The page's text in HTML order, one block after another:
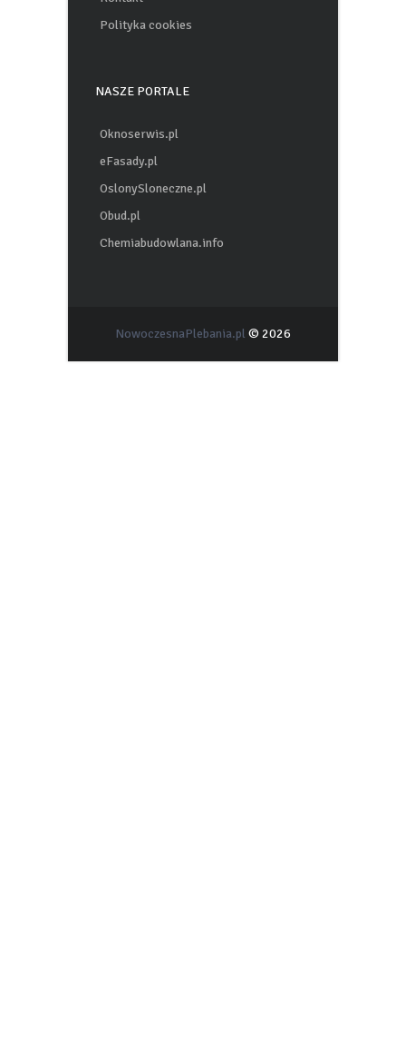
Polityka cookies
NASZE PORTALE
Oknoserwis.pl
eFasady.pl
OslonySloneczne.pl
Obud.pl
Chemiabudowlana.info
NowoczesnaPlebania.pl © 2026